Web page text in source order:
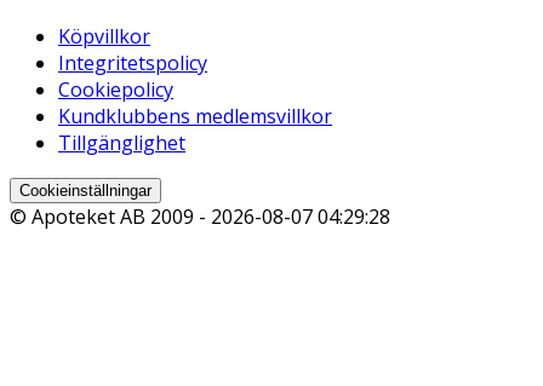
Köpvillkor
Integritetspolicy
Cookiepolicy
Kundklubbens medlemsvillkor
Tillgänglighet
Cookieinställningar
© Apoteket AB 2009 - 2026-08-07 04:29:28